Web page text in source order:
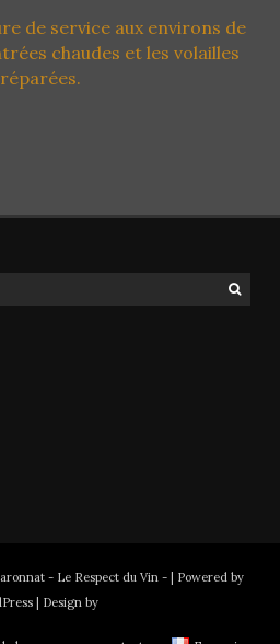
de service aux environs de
chaudes et les volailles
- Le Respect du Vin - | Powered by
| Design by